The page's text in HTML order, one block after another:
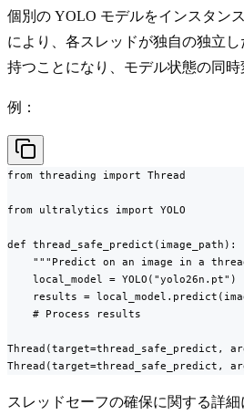
個別の YOLO モデルをインスタン
により、各スレッドが独自の独立
持つことになり、モデル状態の同時
例：
from threading import Thread
from ultralytics import YOLO
def thread_safe_predict(image_path):
"""Predict on an image in a
    local_model = YOLO("yolo26n.pt")
results =
    # Process results
Thread(target=thread_safe_predict,
Thread(target=thread_safe_predict,
スレッドセーフの確保に関する詳細